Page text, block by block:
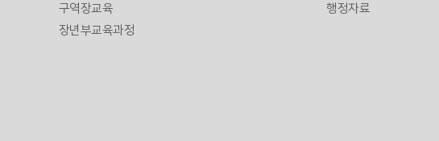
구역장교육
장년부교육과정
행정자료